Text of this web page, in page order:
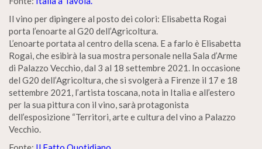
Il vino per dipingere al posto dei colori: Elisabetta Rogai
porta l’enoarte al G20 dell’Agricoltura.
L’enoarte portata al centro della scena. E a farlo è Elisabetta
Rogai, che esibirà la sua mostra personale nella Sala d’Arme
di Palazzo Vecchio, dal 3 al 18 settembre 2021. In occasione
del G20 dell’Agricoltura, che si svolgerà a Firenze il 17 e 18
settembre 2021, l’artista toscana, nota in Italia e all’estero
per la sua pittura con il vino, sarà protagonista
dell’esposizione “Territori, arte e cultura del vino a Palazzo
Vecchio.